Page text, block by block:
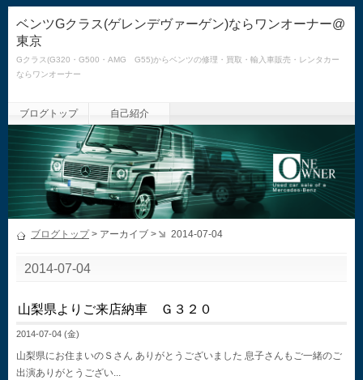
ベンツGクラス(ゲレンデヴァーゲン)ならワンオーナー@
東京
Gクラス(G320・G500・AMG G55)からベンツの修理・買取・輸入車販売・レンタカー
ならワンオーナー
ブログトップ 自己紹介
ブログトップ> アーカイブ > 2014-07-04
2014-07-04
山梨県よりご来店納車 Ｇ３２０
2014-07-04 (金)
山梨県にお住まいのＳさん ありがとうございました 息子さんもご一緒のご
出演ありがとうござい...